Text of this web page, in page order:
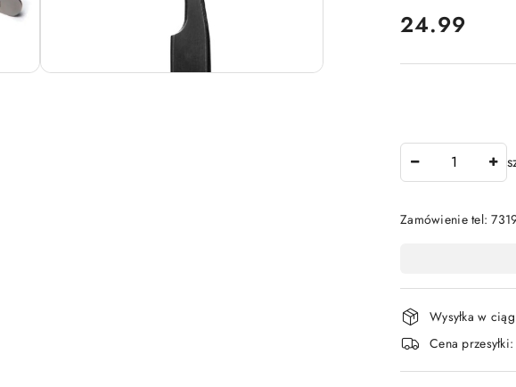
cena:
24.99
Zamówienie tel:
i
dostawa
Wysyłka w
Cena przesyłki: